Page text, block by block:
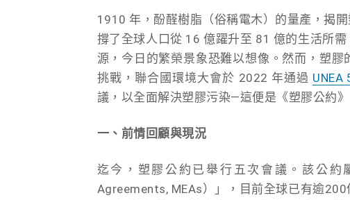
1910 年，酚醛樹脂（俗稱電木）的量產，揭
撐了全球人口從 16 億躍升至 81 億的生活所
源，今日的繁榮景象恐難以想像。然而，塑
挑戰，聯合國環境大會於 2022 年通過 UNEA
議，以全面解決塑膠污染—這便是《塑膠公約》
一、前情回顧與現況
迄今，塑膠公約已舉行五次會議。該公約
Agreements, MEAs）」，目前全球已有逾